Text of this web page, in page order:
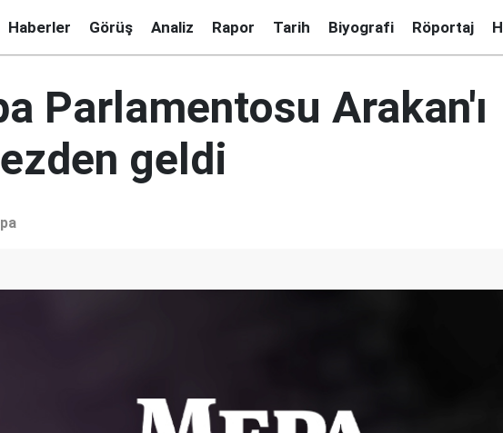
Haberler Görüş Analiz Rapor Tarih Biyografi Röportaj
Parlamentosu Arakan'ı
geldi